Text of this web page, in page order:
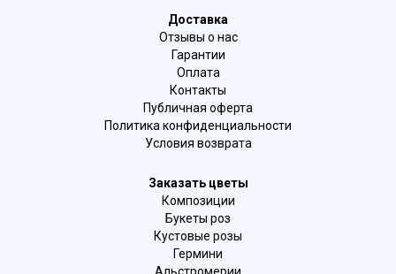
Доставка
Отзывы о нас
Гарантии
Оплата
Контакты
Публичная оферта
Политика конфиденциальности
Условия возврата
Заказать цветы
Композиции
Букеты роз
Кустовые розы
Гермини